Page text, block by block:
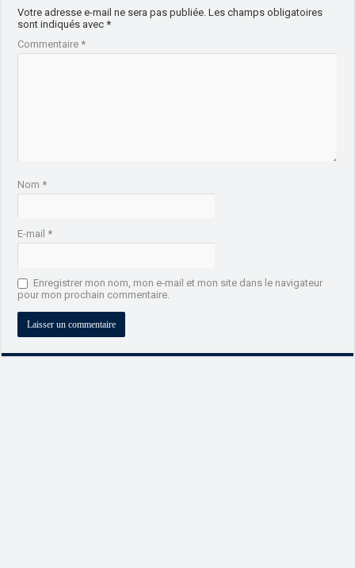
Votre adresse e-mail ne sera pas publiée. Les champs obligatoires
sont indiqués avec*
Commentaire*
Nom*
E-mail*
Enregistrer mon nom, mon e-mail et mon site dans le navigateur
pour mon prochain commentaire.